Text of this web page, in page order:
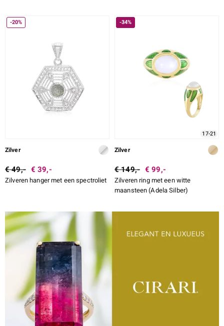
-20%
Zilver
€ 49,- € 39,-
Zilveren hanger met een spectroliet
-34%
17-21
Zilver
€ 149,- € 99,-
Zilveren ring met een witte
maansteen (Adela Silber)